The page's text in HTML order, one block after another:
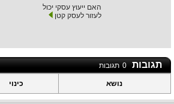
האם ייעוץ עסקי יכול
לעזור לעסק קטן
תגובות 0 תגובות
נושא כינוי